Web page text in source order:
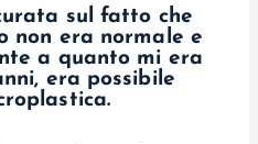
sul fatto che
non era normale e
a quanto mi era
era possibile